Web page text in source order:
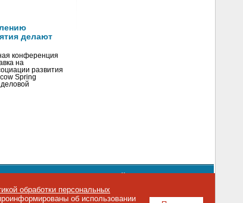
делают
конференция
на
развития
Spring
материалов сайта
обработки персональных
об использовании